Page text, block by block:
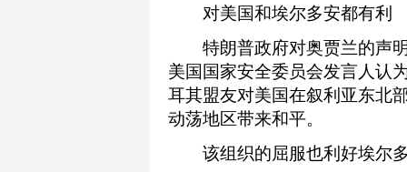
对美国和埃尔多安都有利
特朗普政府对奥贾兰的声明
美国国家安全委员会发言人认
耳其盟友对美国在叙利亚东北
动荡地区带来和平。
该组织的屈服也利好埃尔多